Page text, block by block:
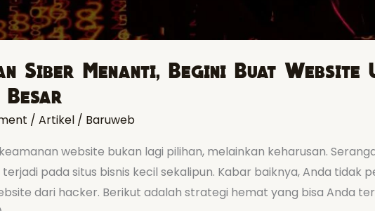
Siber Menanti, Begini Buat Website
/ Artikel/ Baruweb
website bukan lagi pilihan, melainkan keharusan.
pada situs bisnis kecil sekalipun. Kabar baiknya, Anda tidak
dari hacker. Berikut adalah strategi hemat yang bisa Anda